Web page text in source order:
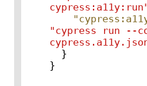
"cypress run --
}
}